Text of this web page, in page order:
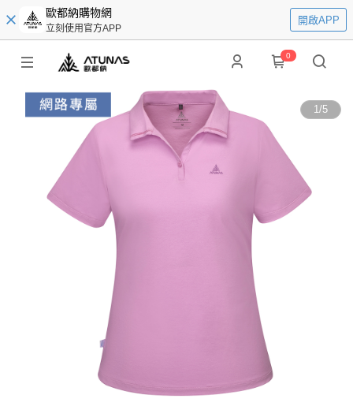
歐都納購物網
立刻使用官方APP
開啟APP
0
1/5